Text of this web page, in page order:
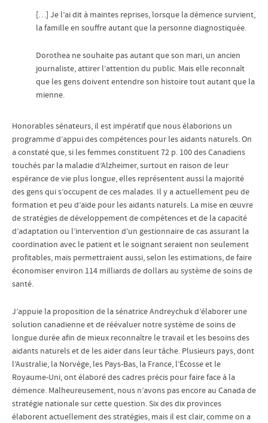
[…] Je l’ai dit à maintes reprises, lorsque la démence survient,
la famille en souffre autant que la personne diagnostiquée.
Dorothea ne souhaite pas autant que son mari, un ancien
journaliste, attirer l’attention du public. Mais elle reconnaît
que les gens doivent entendre son histoire tout autant que la
mienne.
Honorables sénateurs, il est impératif que nous élaborions un
programme d’appui des compétences pour les aidants naturels. On
a constaté que, si les femmes constituent 72 p. 100 des Canadiens
touchés par la maladie d’Alzheimer, surtout en raison de leur
espérance de vie plus longue, elles représentent aussi la majorité
des gens qui s’occupent de ces malades. Il y a actuellement peu de
formation et peu d’aide pour les aidants naturels. La mise en œuvre
de stratégies de développement de compétences et de la capacité
d’adaptation ou l’intervention d’un gestionnaire de cas assurant la
coordination avec le patient et le soignant seraient non seulement
profitables, mais permettraient aussi, selon les estimations, de faire
économiser environ 114 milliards de dollars au système de soins de
santé.
J’appuie la proposition de la sénatrice Andreychuk d’élaborer une
solution canadienne et de réévaluer notre système de soins de
longue durée afin de mieux reconnaître le travail et les besoins des
aidants naturels et de les aider dans leur tâche. Plusieurs pays, dont
l’Australie, la Norvège, les Pays-Bas, la France, l’Écosse et le
Royaume-Uni, ont élaboré des cadres précis pour faire face à la
démence. Malheureusement, nous n’avons pas encore au Canada de
stratégie nationale sur cette question. Six des dix provinces
élaborent actuellement des stratégies, mais il est clair, comme on a